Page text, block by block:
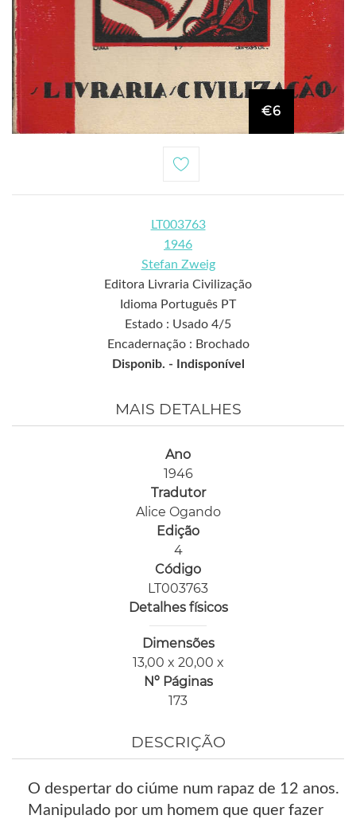
€6
LT003763
1946
Stefan Zweig
Editora Livraria Civilização
Idioma Português PT
Estado : Usado 4/5
Encadernação : Brochado
Disponib. -
Indisponível
MAIS DETALHES
Ano
1946
Tradutor
Alice Ogando
Edição
4
Código
LT003763
Detalhes físicos
Dimensões
13,00 x 20,00 x
Nº Páginas
173
DESCRIÇÃO
O despertar do ciúme num rapaz de 12 anos.
Manipulado por um homem que quer fazer